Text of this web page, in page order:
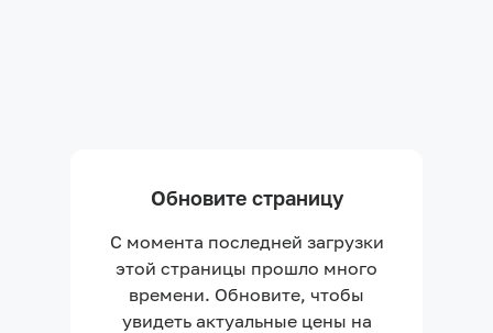
Обновите страницу
С момента последней загрузки
этой страницы прошло много
времени. Обновите, чтобы
увидеть актуальные цены на